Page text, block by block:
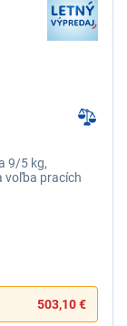
9/5 kg,
voľba pracích
503,10 €